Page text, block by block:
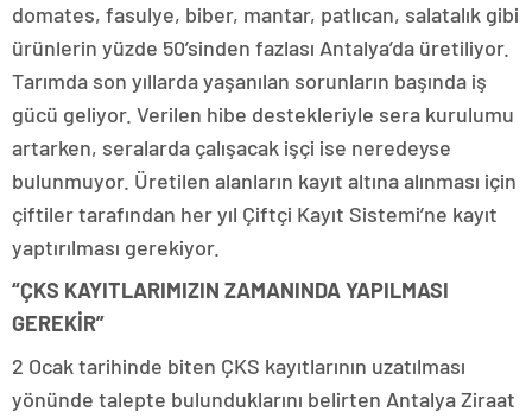
domates, fasulye, biber, mantar, patlıcan, salatalık gibi
ürünlerin yüzde 50’sinden fazlası Antalya’da üretiliyor.
Tarımda son yıllarda yaşanılan sorunların başında iş
gücü geliyor. Verilen hibe destekleriyle sera kurulumu
artarken, seralarda çalışacak işçi ise neredeyse
bulunmuyor. Üretilen alanların kayıt altına alınması için
çiftiler tarafından her yıl Çiftçi Kayıt Sistemi’ne kayıt
yaptırılması gerekiyor.
“ÇKS KAYITLARIMIZIN ZAMANINDA YAPILMASI
GEREKİR”
2 Ocak tarihinde biten ÇKS kayıtlarının uzatılması
yönünde talepte bulunduklarını belirten Antalya Ziraat